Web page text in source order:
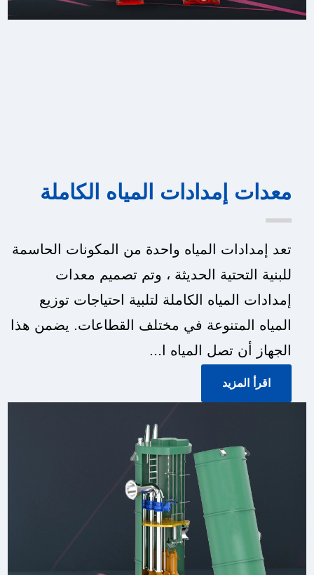
معدات إمدادات المياه الكاملة
تعد إمدادات المياه واحدة من المكونات الحاسمة
للبنية التحتية الحديثة ، وتم تصميم معدات
إمدادات المياه الكاملة لتلبية احتياجات توزيع
المياه المتنوعة في مختلف القطاعات. يضمن هذا
الجهاز أن تصل المياه ا...
اقرأ المزيد